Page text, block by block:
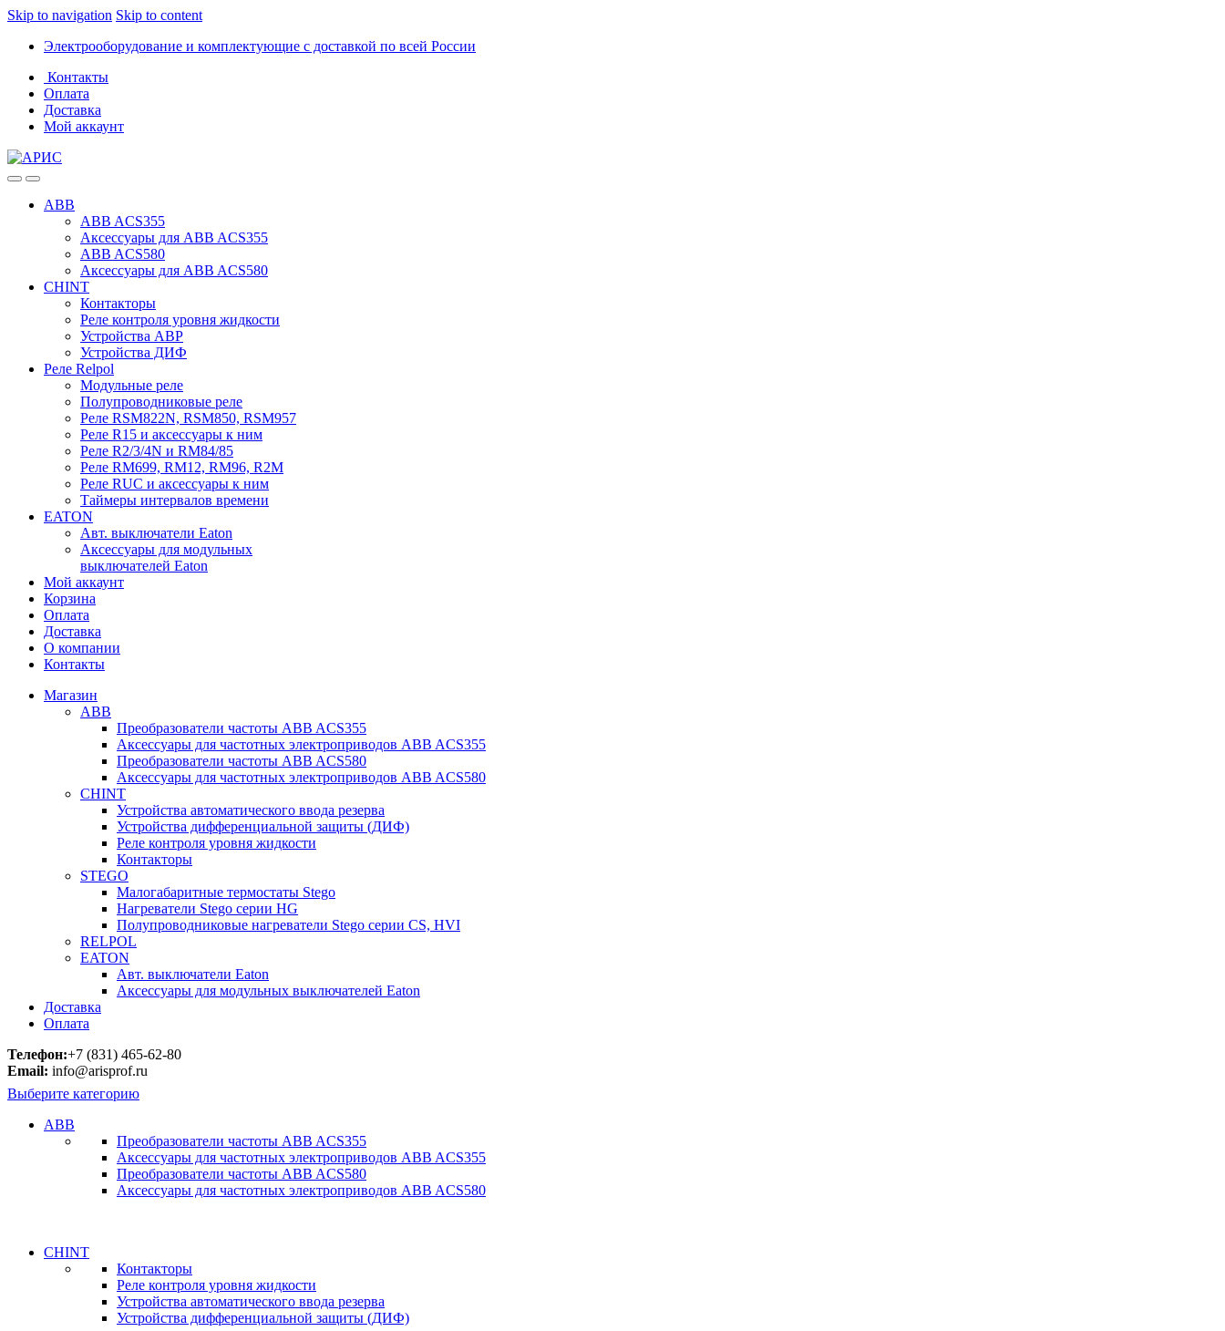
Skip to navigation Skip to content
Электрооборудование и комплектующие с доставкой по всей России
Контакты
Оплата
Доставка
Мой аккаунт
ABB
ABB ACS355
Аксессуары для ABB ACS355
ABB ACS580
Аксессуары для ABB ACS580
CHINT
Контакторы
Реле контроля уровня жидкости
Устройства АВР
Устройства ДИФ
Реле Relpol
Модульные реле
Полупроводниковые реле
Реле RSM822N, RSM850, RSM957
Реле R15 и аксессуары к ним
Реле R2/3/4N и RM84/85
Реле RM699, RM12, RM96, R2M
Реле RUC и аксессуары к ним
Таймеры интервалов времени
EATON
Авт. выключатели Eaton
Аксессуары для модульных
выключателей Eaton
Мой аккаунт
Корзина
Оплата
Доставка
О компании
Контакты
Магазин
ABB
Преобразователи частоты ABB ACS355
Аксессуары для частотных электроприводов ABB ACS355
Преобразователи частоты ABB ACS580
Аксессуары для частотных электроприводов ABB ACS580
CHINT
Устройства автоматического ввода резерва
Устройства дифференциальной защиты (ДИФ)
Реле контроля уровня жидкости
Контакторы
STEGO
Малогабаритные термостаты Stego
Нагреватели Stego серии HG
Полупроводниковые нагреватели Stego серии CS, HVI
RELPOL
EATON
Авт. выключатели Eaton
Аксессуары для модульных выключателей Eaton
Доставка
Оплата
Телефон:+7 (831) 465-62-80
Email: info@arisprof.ru
Выберите категорию
ABB
Преобразователи частоты ABB ACS355
Аксессуары для частотных электроприводов ABB ACS355
Преобразователи частоты ABB ACS580
Аксессуары для частотных электроприводов ABB ACS580
CHINT
Контакторы
Реле контроля уровня жидкости
Устройства автоматического ввода резерва
Устройства дифференциальной защиты (ДИФ)